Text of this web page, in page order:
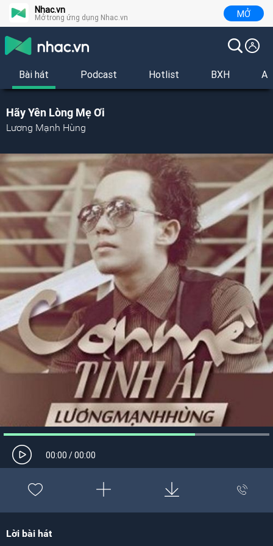
Nhac.vn
Mở trong ứng dụng Nhac.vn MỞ
Bài hát Podcast Hotlist BXH
Hãy Yên Lòng Mẹ Ơi
Lương Mạnh Hùng
00:00 /00:00
Lời bài hát